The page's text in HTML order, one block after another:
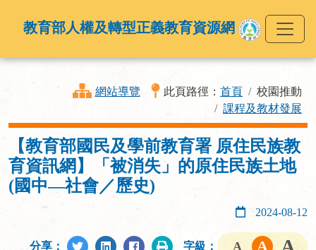
教育部人權及轉型正義教育資源網
網站導覽 此頁路徑： 首頁
校園推動
課程及教材發展
【教育部國民及學前教育署 原住民族教
育資訊網】「被消失」的原住民族土地
(國中—社會／歷史)
2024-08-12
分享： 字級：